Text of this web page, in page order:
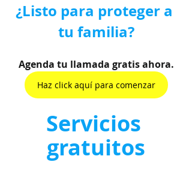
¿Listo para proteger a
tu familia?
Agenda tu llamada gratis ahora.
Haz click aquí para comenzar
Servicios
gratuitos